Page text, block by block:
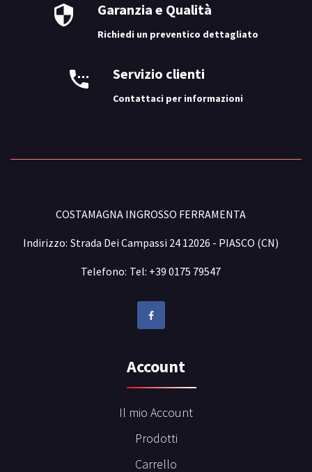
Garanzia e Qualità
Richiedi un preventico dettagliato
Servizio clienti
Contattaci per informazioni
COSTAMAGNA INGROSSO FERRAMENTA
Indirizzo: Strada Dei Campassi 24 12026 - PIASCO (CN)
Telefono: Tel: +39 0175 79547
Account
Il mio Account
Prodotti
Carrello